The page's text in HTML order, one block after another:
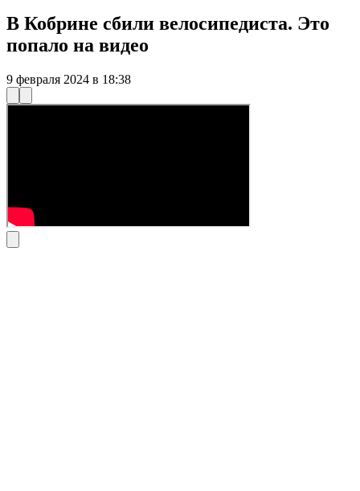
В Кобрине сбили велосипедиста. Это
попало на видео
9 февраля 2024 в 18:38